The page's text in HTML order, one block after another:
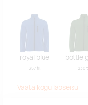
royal blue
357 tk
bottle
230
Vaata kogu laoseisu